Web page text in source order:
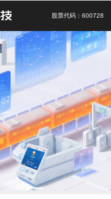
股票代码：600728